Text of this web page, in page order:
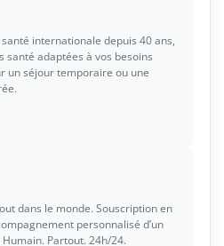
internationale depuis 40 ans,
santé adaptées à vos besoins
un séjour temporaire ou une
dans le monde. Souscription en
personnalisé d’un
Partout. 24h/24.